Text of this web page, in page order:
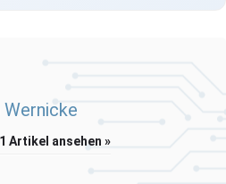
Wernicke
Artikel ansehen »